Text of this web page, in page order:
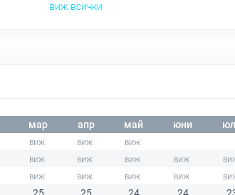
виж всички
мар апр май юни